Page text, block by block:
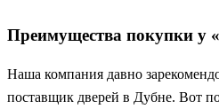
Преимущества покупки у
Наша компания давно
поставщик дверей в Дубне. Вот